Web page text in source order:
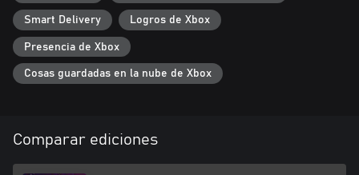
Smart Delivery Logros de Xbox
Presencia de Xbox
Cosas guardadas en la nube de Xbox
Comparar ediciones